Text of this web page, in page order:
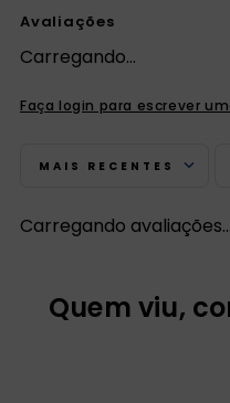
Avaliações
Carregando…
Faça login para escrever
MAIS RECENTES
Carregando avaliações…
Quem viu,